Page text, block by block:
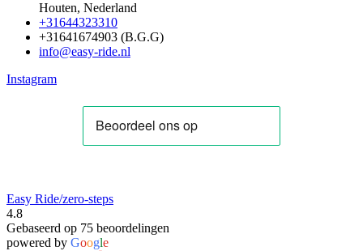
Houten, Nederland
+31644323310
+31641674903 (B.G.G)
info@easy-ride.nl
Instagram
Easy Ride/zero-steps
4.8
Gebaseerd op 75 beoordelingen
powered by Google